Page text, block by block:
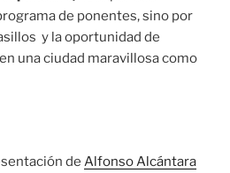
de ponentes, sino por
y la oportunidad de
una ciudad maravillosa como
de Alfonso Alcántara